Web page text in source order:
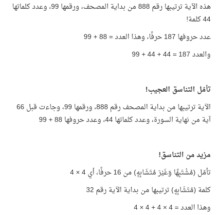
هذه الآية ترتيبها رقم 888 من بداية المصحف، ورقمها 99، وعدد كلماتها
44 كلمة!
عدد حروفها 187 حرفًا، وهذا العدد = 88 + 99
والعدد 187 = 44 + 44 + 99
تأمّل التناسق العجيب!
الآية ترتيبها من بداية المصحف رقم 888، ورقمها 99، وجاءت قبل 66
آية من نهاية السورة، وعدد كلماتها 44، وعدد حروفها 88 + 99
مزيد من التناسق!
تأمّل (مُشْتَبِهًا وَغَيْرَ مُتَشَابِهٍ) من 16 حرفًا، أي 4 × 4
كلمة (مُتَشَابِهٍ) ترتيبها من بداية الآية رقم 32
وهذا العدد = 4 × 4 + 4 × 4